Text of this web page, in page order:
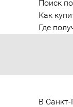
Поиск
Как
Где
В Санкт-